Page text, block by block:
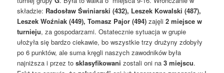
składzie: Radosław Świniarski (432), Leszek Kowalski (487),
Leszek Woźniak (449), Tomasz Pajor (494) zajęli2 miejsce w
turnieju, za gospodarzami. Ostatecznie sytuacja w grupie
ułożyła się bardzo ciekawie, bo wszystkie trzy drużyny zdobyły
po 6 punktów, ale suma kręgli naszych zawodników była
najniższa i przez tosklasyfikowani zostali oni na 3 miejscu.